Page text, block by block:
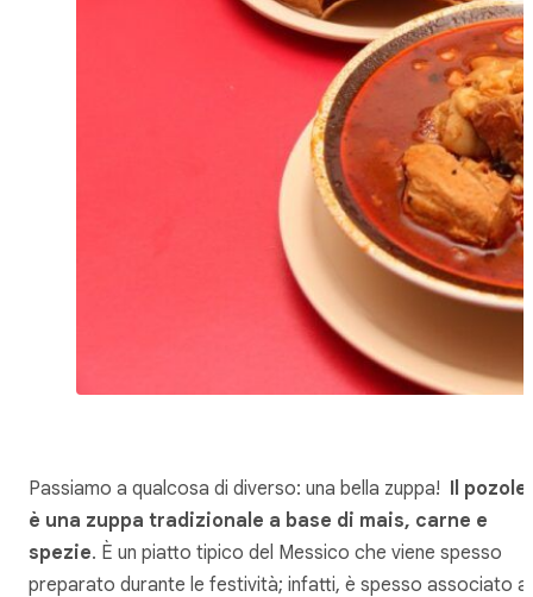
Passiamo a qualcosa di diverso: una bella zuppa! Il pozole
è una zuppa tradizionale a base di mais, carne e
spezie. È un piatto tipico del Messico che viene spesso
preparato durante le festività; infatti, è spesso associato al